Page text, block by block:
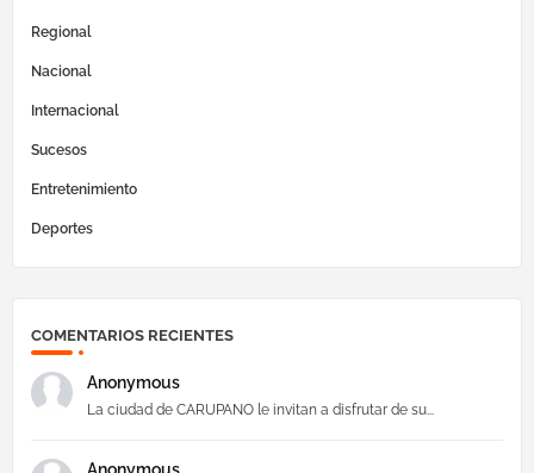
Regional
Nacional
Internacional
Sucesos
Entretenimiento
Deportes
COMENTARIOS RECIENTES
Anonymous
La ciudad de CARUPANO le invitan a disfrutar de su...